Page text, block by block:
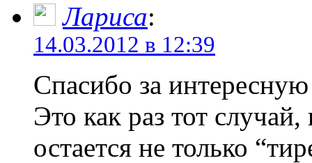
Лариса:
14.03.2012 в 12:39
Спасибо за
Это как раз тот
остается не только